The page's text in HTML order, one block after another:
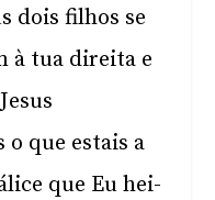
dois filhos se
à tua direita e
o que estais a
que Eu hei-